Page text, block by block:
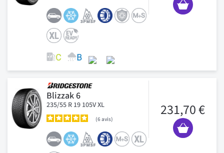
Blizzak 6
235/55 R 19 105V XL
6avis
231,70 €